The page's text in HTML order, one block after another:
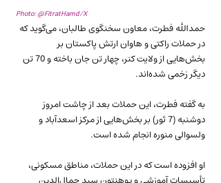
Photo: @FitratHamd/X
حمدالله فطرت، معاون سخنگوی طالبان، می‌گوید که
در حملات راکتی و هاوان ارتش پاکستان بر
بخش‌هایی از ولایت کنر، چهار تن جان باخته و 70 تن
دیگر زخمی شده‌اند.
به گفته فطرت، این حملات بعد از چاشت امروز
دوشنبه (7 ثور) بر بخش‌هایی از مرکز اسعدآباد و
ولسوالی منوره انجام شده است.
او افزوده است که در این حملات، مناطق مسکونی،